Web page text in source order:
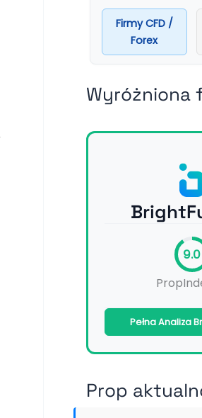
Firmy CFD /
Forex
Wyróżniona
9.0
Pełna Analiza
Prop